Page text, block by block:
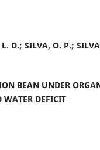
D.; SILVA, O. P.;
BEAN UNDER
DEFICIT